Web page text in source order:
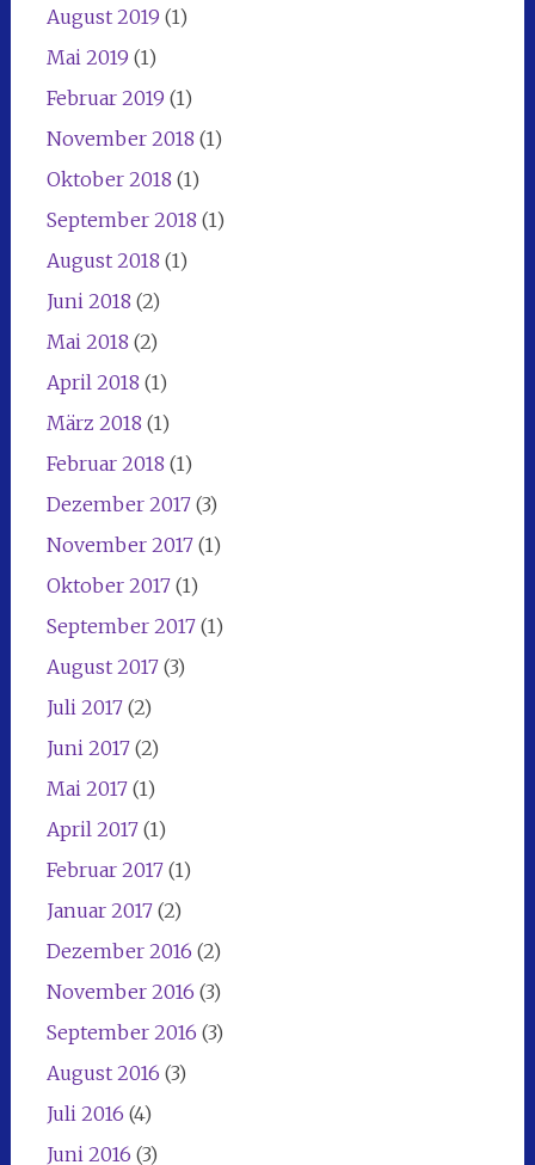
August 2019 (1)
Mai 2019 (1)
Februar 2019 (1)
November 2018 (1)
Oktober 2018 (1)
September 2018 (1)
August 2018 (1)
Juni 2018 (2)
Mai 2018 (2)
April 2018 (1)
März 2018 (1)
Februar 2018 (1)
Dezember 2017(3)
November 2017(1)
Oktober 2017(1)
September 2017(1)
August 2017(3)
Juli 2017(2)
Juni 2017(2)
Mai 2017(1)
April 2017(1)
Februar 2017(1)
Januar 2017(2)
Dezember 2016 (2)
November 2016 (3)
September 2016 (3)
August 2016 (3)
Juli 2016 (4)
Juni 2016 (3)